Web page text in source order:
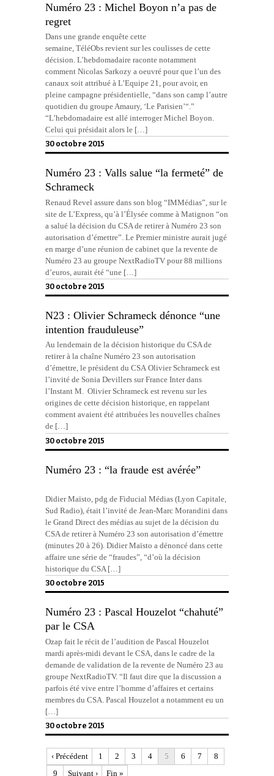
Numéro 23 : Michel Boyon n’a pas de
regret
Dans une grande enquête cette
semaine, TéléObs revient sur les coulisses de cette
décision. L’hebdomadaire raconte notamment
comment Nicolas Sarkozy a oeuvré pour que l’un des
canaux soit attribué à L’Equipe 21, pour avoir, en
pleine campagne présidentielle, “dans son camp l’autre
quotidien du groupe Amaury, ‘Le Parisien’“.”
“L’hebdomadaire est allé interroger Michel Boyon.
Celui qui présidait alors le […]
30 octobre 2015
Numéro 23 : Valls salue “la fermeté” de
Schrameck
Renaud Revel assure dans son blog “IMMédias”, sur le
site de L’Express, qu’à l’Élysée comme à Matignon “on
a salué la décision du CSA de retirer à Numéro 23 son
autorisation d’émettre”. Le Premier ministre aurait jugé
en marge d’une réunion de cabinet que la revente de
Numéro 23 au groupe NextRadioTV pour 88 millions
d’euros, aurait été “une […]
30 octobre 2015
N23 : Olivier Schrameck dénonce “une
intention frauduleuse”
Au lendemain de la décision historique du CSA de
retirer à la chaîne Numéro 23 son autorisation
d’émettre, le président du CSA Olivier Schrameck est
l’invité de Sonia Devillers sur France Inter dans
l’Instant M. Olivier Schrameck est revenu sur les
origines de cette décision historique, en rappelant
comment avaient été attribuées les nouvelles chaînes
de […]
30 octobre 2015
Numéro 23 : “la fraude est avérée”
Didier Maïsto, pdg de Fiducial Médias (Lyon Capitale,
Sud Radio), était l’invité de Jean-Marc Morandini dans
le Grand Direct des médias au sujet de la décision du
CSA de retirer à Numéro 23 son autorisation d’émettre
(minutes 20 à 26). Didier Maïsto a dénoncé dans cette
affaire une série de “fraudes”, “d’où la décision
historique du CSA […]
30 octobre 2015
Numéro 23 : Pascal Houzelot “chahuté”
par le CSA
Ozap fait le récit de l’audition de Pascal Houzelot
mardi après-midi devant le CSA, dans le cadre de la
demande de validation de la revente de Numéro 23 au
groupe NextRadioTV. “Il faut dire que la discussion a
parfois été vive entre l’homme d’affaires et certains
membres du CSA. Pascal Houzelot a notamment eu un
[…]
30 octobre 2015
‹ Précédent 1 2 3 4 5 6 7
8
9
Suivant › Fin »